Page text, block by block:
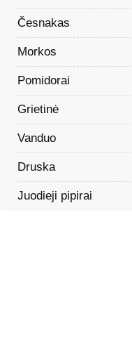
Česnakas
Morkos
Pomidorai
Grietinė
Vanduo
Druska
Juodieji pipirai